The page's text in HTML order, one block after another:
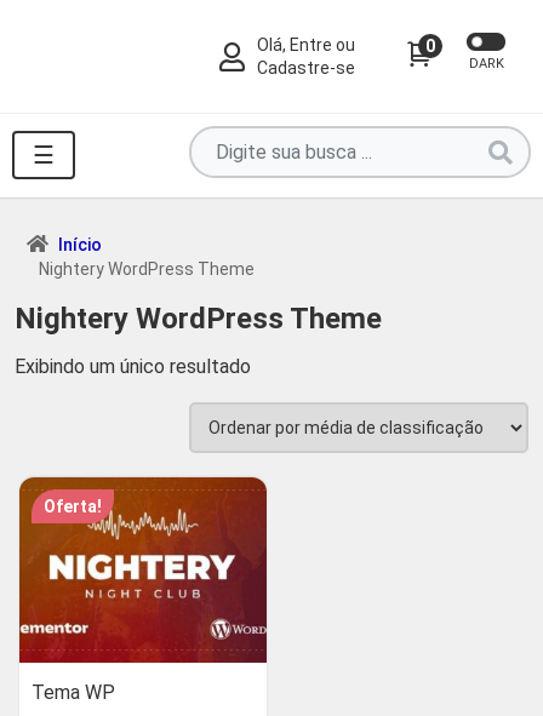
Olá, Entre ou
Cadastre-se
0
DARK
☰
Pesquise
por
produtos
...
Início
Nightery WordPress Theme
Nightery WordPress Theme
Exibindo um único resultado
Oferta!
Tema WP